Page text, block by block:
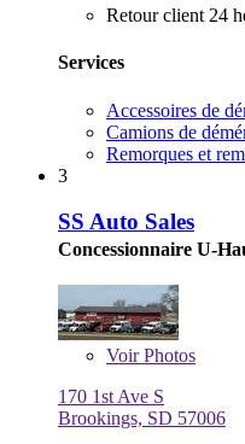
Retour client 24
Services
Accessoires de
Camions de
Remorques et
3
SS Auto Sales
Concessionnaire U-
VoirPhotos
170 1st Ave S
Brookings, SD 57006